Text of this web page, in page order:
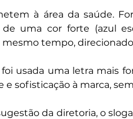
à área da saúde.
de uma cor forte (azul
mesmo tempo,
usada uma letra mais
e sofisticação à marca,
da diretoria, o